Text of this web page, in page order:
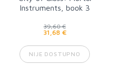
Instruments, book 3
39,60 €
31,68 €
NIJE DOSTUPNO